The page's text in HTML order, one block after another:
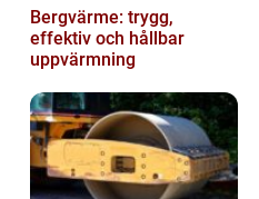
Bergvärme: trygg,
effektiv och hållbar
uppvärmning